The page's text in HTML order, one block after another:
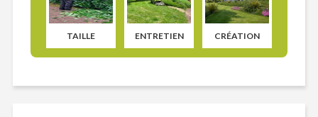
TAILLE ENTRETIEN CRÉATION